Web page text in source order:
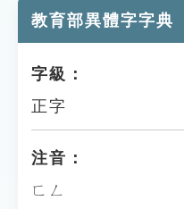
貓頭鷹博士
教育部異體字字典
字級：
正字
注音：
ㄈㄥ